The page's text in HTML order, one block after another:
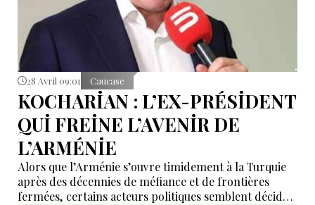
28 Avril 09:01 Caucase
KOCHARİAN : L’EX-PRÉSİDENT
QUİ FREİNE L’AVENİR DE
L’ARMÉNİE
Alors que l’Arménie s’ouvre timidement à la Turquie
après des décennies de méfiance et de frontières
fermées, certains acteurs politiques semblent décidés